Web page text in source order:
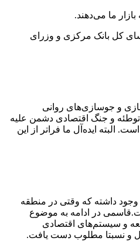
کل بانک مرکزی و وزرای
و جوسازی‌های روانی
توطئه و جنگ اقتصادی دشمن علیه
ایده‌آل ما فراتر از این
وجود داشته که وقتی در منطقه
در منطقه بوده است.‌قاسمی در ادامه به موضوع
و سیستم‌های اقتصادی
و نسبتا مطلوب دست یافت.